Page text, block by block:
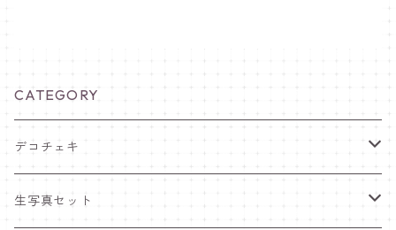
CATEGORY
デコチェキ
25夏 衣装
生写真セット